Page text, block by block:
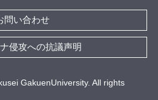
問い合わせ
侵攻への抗議声明
GakuenUniversity. All rights